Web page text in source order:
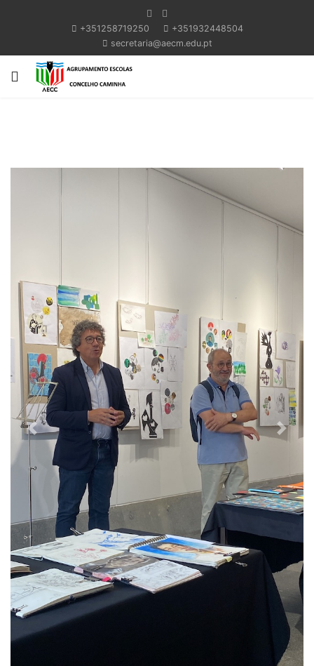
+351258719250
+351932448504
secretaria@aecm.edu.pt
Previous Next